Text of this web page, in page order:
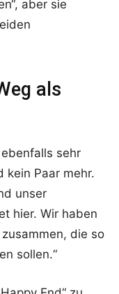
aber sie
als
sehr
kein Paar mehr.
unser
hier. Wir haben
die so
sollen.“